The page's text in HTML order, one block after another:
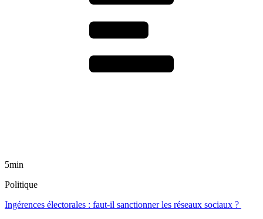
5min
Politique
Ingérences électorales : faut-il sanctionner les réseaux sociaux ?